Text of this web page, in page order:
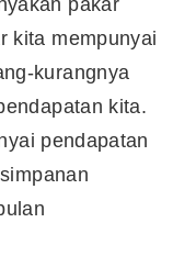
pakar
kita mempunyai
kurangnya
kita.
pendapatan